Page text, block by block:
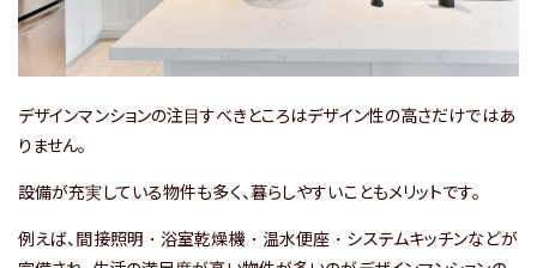
デザインマンションの注目すべきところはデザイン性の高さだけではあ
りません。
設備が充実している物件も多く、暮らしやすいこともメリットです。
例えば、間接照明・浴室乾燥機・温水便座・システムキッチンなどが